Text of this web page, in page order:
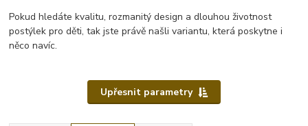
Pokud hledáte kvalitu, rozmanitý design a dlouhou životnost
postýlek pro děti, tak jste právě našli variantu, která poskytne i
něco navíc.
Upřesnit parametry